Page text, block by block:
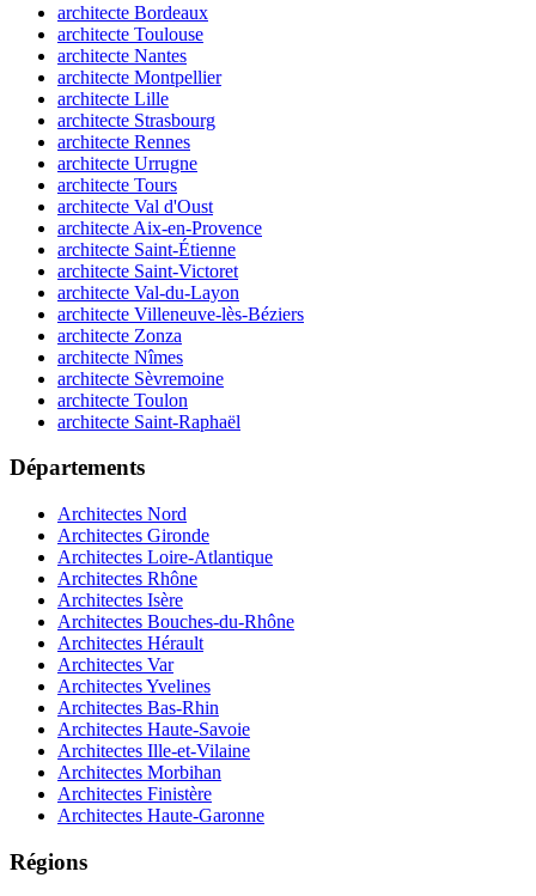
architecte Bordeaux
architecte Toulouse
architecte Nantes
architecte Montpellier
architecte Lille
architecte Strasbourg
architecte Rennes
architecte Urrugne
architecte Tours
architecte Val d'Oust
architecte Aix-en-Provence
architecte Saint-Étienne
architecte Saint-Victoret
architecte Val-du-Layon
architecte Villeneuve-lès-Béziers
architecte Zonza
architecte Nîmes
architecte Sèvremoine
architecte Toulon
architecte Saint-Raphaël
Départements
Architectes Nord
Architectes Gironde
Architectes Loire-Atlantique
Architectes Rhône
Architectes Isère
Architectes Bouches-du-Rhône
Architectes Hérault
Architectes Var
Architectes Yvelines
Architectes Bas-Rhin
Architectes Haute-Savoie
Architectes Ille-et-Vilaine
Architectes Morbihan
Architectes Finistère
Architectes Haute-Garonne
Régions